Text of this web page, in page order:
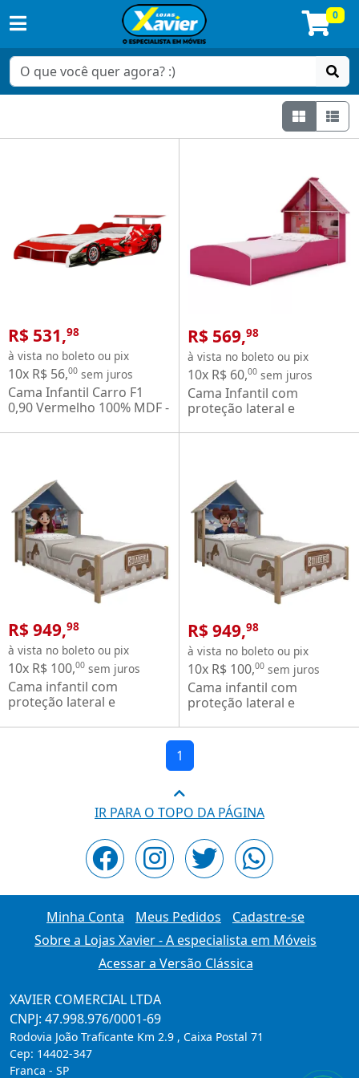
0
Grade
R$ 531,98
à vista no boleto ou pix
10x R$ 56,00 sem juros
Cama Infantil Carro F1
0,90 Vermelho 100% MDF -
R$ 569,98
à vista no boleto ou pix
10x R$ 60,00 sem juros
Cama Infantil com
proteção lateral e
Gelius 100% MDF - Pink
R$ 949,98
à vista no boleto ou pix
10x R$ 100,00 sem juros
Cama infantil com
proteção lateral e
100% MDF pés de madeira
R$ 949,98
à vista no boleto ou pix
10x R$ 100,00 sem juros
Cama infantil com
proteção lateral e
100% MDF pés de madeira
maciça Branca
1
IR PARA O TOPO DA PÁGINA
Minha Conta Meus Pedidos
Cadastre-se
Sobre a Lojas Xavier - A especialista em Móveis
Acessar a Versão Clássica
XAVIER COMERCIAL LTDA
CNPJ: 47.998.976/0001-69
Rodovia João Traficante Km 2.9 , Caixa Postal 71
Cep: 14402-347
Franca - SP